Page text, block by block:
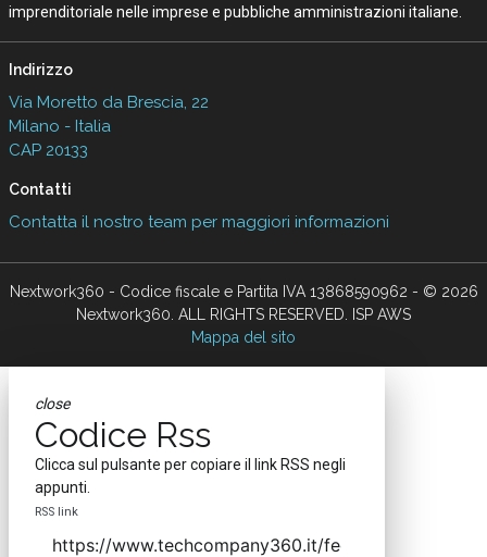
imprenditoriale nelle imprese e pubbliche amministrazioni italiane.
Indirizzo
Via Moretto da Brescia, 22
Milano - Italia
CAP 20133
Contatti
Contatta il nostro team per maggiori informazioni
Nextwork360 - Codice fiscale e Partita IVA 13868590962 - © 2026
Nextwork360. ALL RIGHTS RESERVED. ISP AWS
Mappa del sito
close
Codice Rss
Clicca sul pulsante per copiare il link RSS negli
appunti.
RSS link